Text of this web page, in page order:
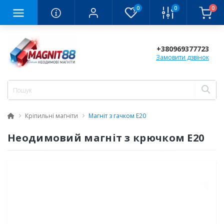
0 0 0
+380969377723
Замовити дзвінок
Кріпильні магніти Магніт з гачком E20
Неодимовий магніт з крючком Е20